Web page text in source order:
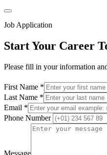
Job Application
Start Your Career
Please fill in your information
First Name *
Last Name *
Email *
Phone Number
Message